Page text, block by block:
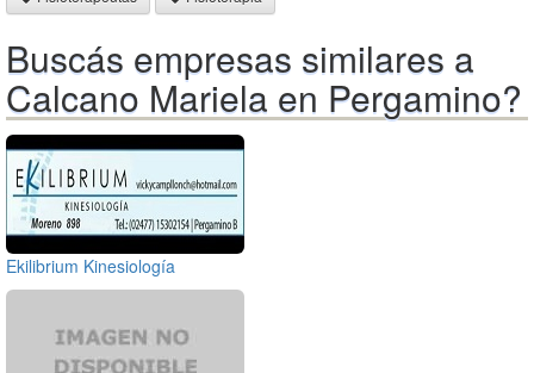
Buscás empresas similares a
Calcano Mariela en Pergamino?
Ekilibrium Kinesiología